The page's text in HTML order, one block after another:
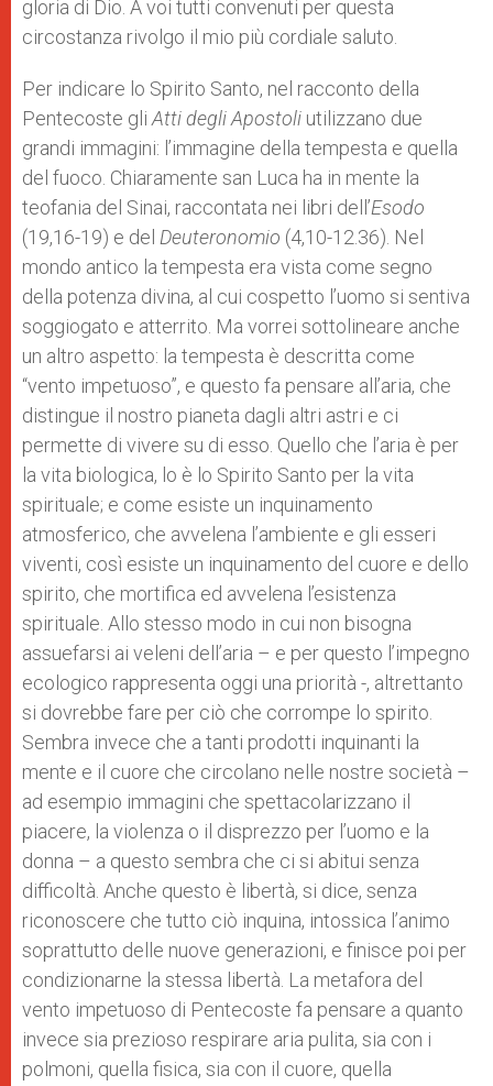
gloria di Dio. A voi tutti convenuti per questa
circostanza rivolgo il mio più cordiale saluto.
Per indicare lo Spirito Santo, nel racconto della
Pentecoste gli Atti degli Apostoli utilizzano due
grandi immagini: l’immagine della tempesta e quella
del fuoco. Chiaramente san Luca ha in mente la
teofania del Sinai, raccontata nei libri dell’Esodo
(19,16-19) e del Deuteronomio (4,10-12.36). Nel
mondo antico la tempesta era vista come segno
della potenza divina, al cui cospetto l’uomo si sentiva
soggiogato e atterrito. Ma vorrei sottolineare anche
un altro aspetto: la tempesta è descritta come
“vento impetuoso”, e questo fa pensare all’aria, che
distingue il nostro pianeta dagli altri astri e ci
permette di vivere su di esso. Quello che l’aria è per
la vita biologica, lo è lo Spirito Santo per la vita
spirituale; e come esiste un inquinamento
atmosferico, che avvelena l’ambiente e gli esseri
viventi, così esiste un inquinamento del cuore e dello
spirito, che mortifica ed avvelena l’esistenza
spirituale. Allo stesso modo in cui non bisogna
assuefarsi ai veleni dell’aria – e per questo l’impegno
ecologico rappresenta oggi una priorità -, altrettanto
si dovrebbe fare per ciò che corrompe lo spirito.
Sembra invece che a tanti prodotti inquinanti la
mente e il cuore che circolano nelle nostre società –
ad esempio immagini che spettacolarizzano il
piacere, la violenza o il disprezzo per l’uomo e la
donna – a questo sembra che ci si abitui senza
difficoltà. Anche questo è libertà, si dice, senza
riconoscere che tutto ciò inquina, intossica l’animo
soprattutto delle nuove generazioni, e finisce poi per
condizionarne la stessa libertà. La metafora del
vento impetuoso di Pentecoste fa pensare a quanto
invece sia prezioso respirare aria pulita, sia con i
polmoni, quella fisica, sia con il cuore, quella